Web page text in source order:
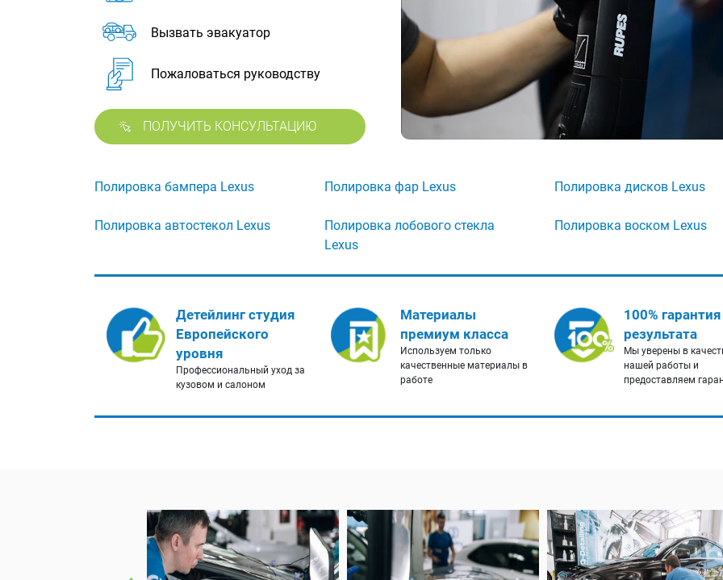
Вызвать эвакуатор
Пожаловаться руководству
ПОЛУЧИТЬ КОНСУЛЬТАЦИЮ
Полировка бампера Lexus Полировка фар Lexus Полировка дисков Lexus
Полировка автостекол Lexus
Полировка лобового стекла
Lexus
Полировка воском Lexus
Детейлинг студия
Европейского
уровня
Профессиональный уход за
кузовом и салоном
Материалы
премиум класса
Используем только
качественные материалы в
работе
100% гарантия
результата
Мы уверены в
нашей работы и
предоставляем